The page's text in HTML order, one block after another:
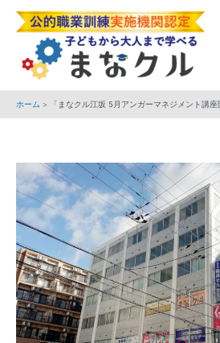
キ
ホーム 「まなクル江坂 5月アンガーマネジメント講座
Post
navigation